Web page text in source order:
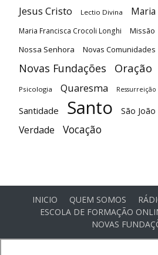
Jesus Cristo Lectio Divina Maria
Maria Francisca Crocoli Longhi Missão
Nossa Senhora Novas Comunidades
Novas Fundações Oração
Psicologia Quaresma Ressurreição
Santidade Santo São
Verdade Vocação
INICIO QUEM SOMOS
ESCOLA DE FORMAÇÃO
NOVAS